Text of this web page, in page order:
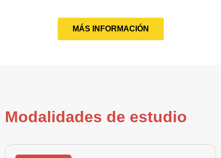
MÁS INFORMACIÓN
Modalidades de estudio